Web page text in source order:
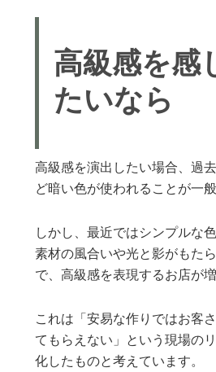
高級感を感
たいなら
高級感を演出したい場合、過
ど暗い色が使われることが一
しかし、最近ではシンプルな
素材の風合いや光と影がもた
で、高級感を表現するお店が
これは「安易な作りではお客
てもらえない」という現場の
化したものと考えています。